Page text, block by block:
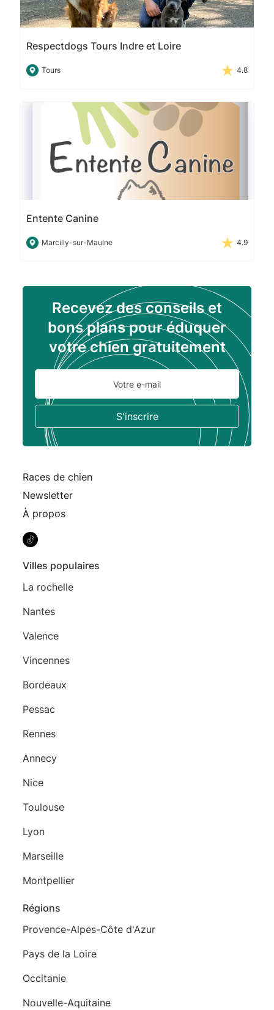
Respectdogs Tours Indre et Loire
Tours 4.8
Entente Canine
Marcilly-sur-Maulne 4.9
Recevez des conseils et
bons plans pour éduquer
votre chien gratuitement
Races de chien
Newsletter
À propos
Villes populaires
La rochelle
Nantes
Valence
Vincennes
Bordeaux
Pessac
Rennes
Annecy
Nice
Toulouse
Lyon
Marseille
Montpellier
Régions
Provence-Alpes-Côte d'Azur
Pays de la Loire
Occitanie
Nouvelle-Aquitaine